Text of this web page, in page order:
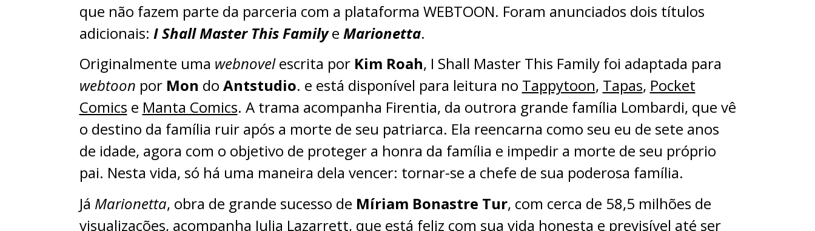
que não fazem parte da parceria com a plataforma WEBTOON. Foram anunciados dois títulos
adicionais: I Shall Master This Familye Marionetta.
Originalmente uma webnovelescrita por Kim Roah, I Shall Master This Family foi adaptada para
webtoon por Mon do Antstudio. e está disponível para leitura no Tappytoon, Tapas, Pocket
Comics e Manta Comics. A trama acompanha Firentia, da outrora grande família Lombardi, que vê
o destino da família ruir após a morte de seu patriarca. Ela reencarna como seu eu de sete anos
de idade, agora com o objetivo de proteger a honra da família e impedir a morte de seu próprio
pai. Nesta vida, só há uma maneira dela vencer: tornar-se a chefe de sua poderosa família.
Já Marionetta, obra de grande sucesso de Míriam Bonastre Tur, com cerca de 58,5 milhões de
visualizações, acompanha Julia Lazarrett, que está feliz com sua vida honesta e previsível até ser